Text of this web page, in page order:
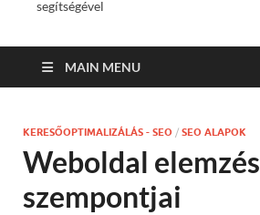
segítségével
MAIN MENU
KERESŐOPTIMALIZÁLÁS - SEO / SEO ALAPOK
Weboldal elemzés
szempontjai